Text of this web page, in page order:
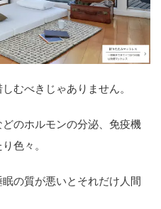
むべきじゃありません。
のホルモンの分泌、免疫機
色々。
の質が悪いとそれだけ人間